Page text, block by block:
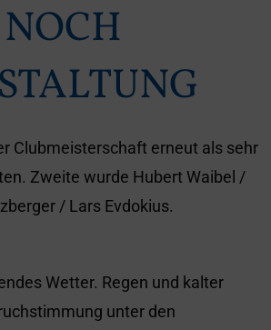
Clubmeisterschaft erneut als sehr
Zweite wurde Hubert Waibel /
/ Lars Evdokius.
Wetter. Regen und kalter
unter den